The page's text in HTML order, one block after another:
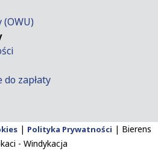
zapłaty
| Polityka Prywatności | Bierens
- Windykacja